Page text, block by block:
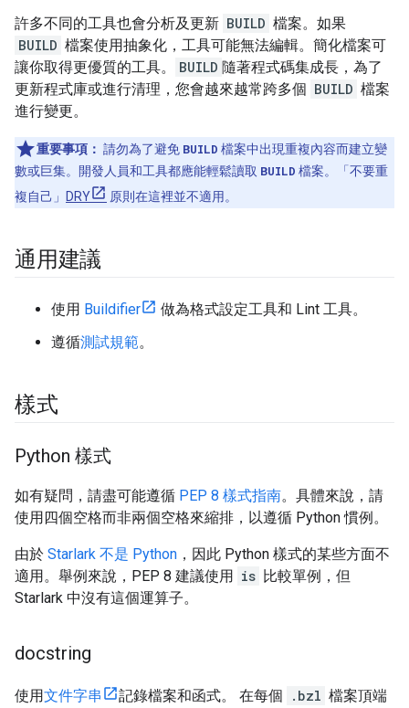
許多不同的工具也會分析及更新 BUILD 檔案。如果
BUILD 檔案使用抽象化，工具可能無法編輯。簡化檔案可
讓你取得更優質的工具。
BUILD 隨著程式碼集成長，為了
更新程式庫或進行清理，您會越來越常跨多個 BUILD 檔案
進行變更。
重要事項： 請勿為了避免 BUILD 檔案中出現重複內容而建立變
數或巨集。開發人員和工具都應能輕鬆讀取 BUILD 檔案。「不要重
複自己」
DRY 原則在這裡並不適用。
通用建議
使用 Buildifier
做為格式設定工具和 Lint 工具。
遵循測試規範。
樣式
Python 樣式
如有疑問，請盡可能遵循 PEP 8 樣式指南。具體來說，請
使用四個空格而非兩個空格來縮排，以遵循 Python 慣例。
由於 Starlark 不是 Python ，因此 Python 樣式的某些方面不
適用。舉例來說，PEP 8 建議使用 is 比較單例，但
Starlark 中沒有這個運算子。
docstring
使用文件字串 記錄檔案和函式。 在每個 .bzl 檔案頂端